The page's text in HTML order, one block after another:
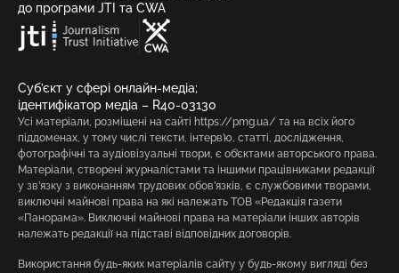
до програми JTI та CWA
Суб’єкт у сфері онлайн-медіа;
ідентифікатор медіа – R40-03130
Усі матеріали, розміщені на сайті https://pmg.ua/ та на всіх його
піддоменах, у тому числі тексти, інтерв’ю, статті, дослідження,
фотографічні та аудіовізуальні твори, є об’єктами авторського права.
Матеріали, створені журналістами та іншими працівниками редакції
у зв’язку з виконанням трудових обов’язків, є службовими творами,
виключні майнові права на які належать ТОВ «Редакція газети
«Панорама». Виключні майнові права на матеріали інших авторів
належать редакції на підставі відповідних договорів.
Використання будь-яких матеріалів сайту у будь-якому вигляді без